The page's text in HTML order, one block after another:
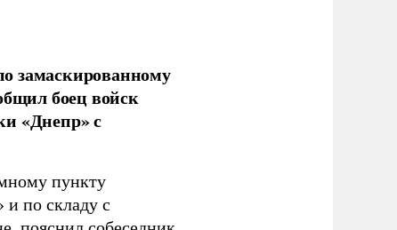
замаскированному
боец войск
«Днепр» с
пункту
по складу с